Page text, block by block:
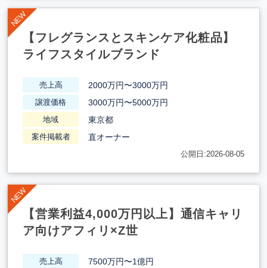
【フレグランスとスキンケア化粧品】
ライフスタイルブランド
売上高 2000万円〜3000万円
譲渡価格 3000万円〜5000万円
地域 東京都
案件掲載者 直オーナー
公開日:2026-08-05
【営業利益4,000万円以上】通信キャリ
ア向けアフィリ×Z世
売上高 7500万円〜1億円